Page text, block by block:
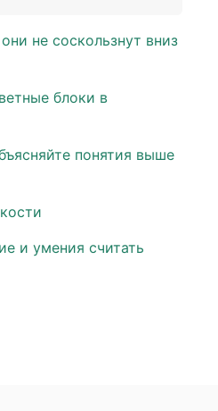
не соскользнут вниз
блоки в
понятия выше
и умения считать